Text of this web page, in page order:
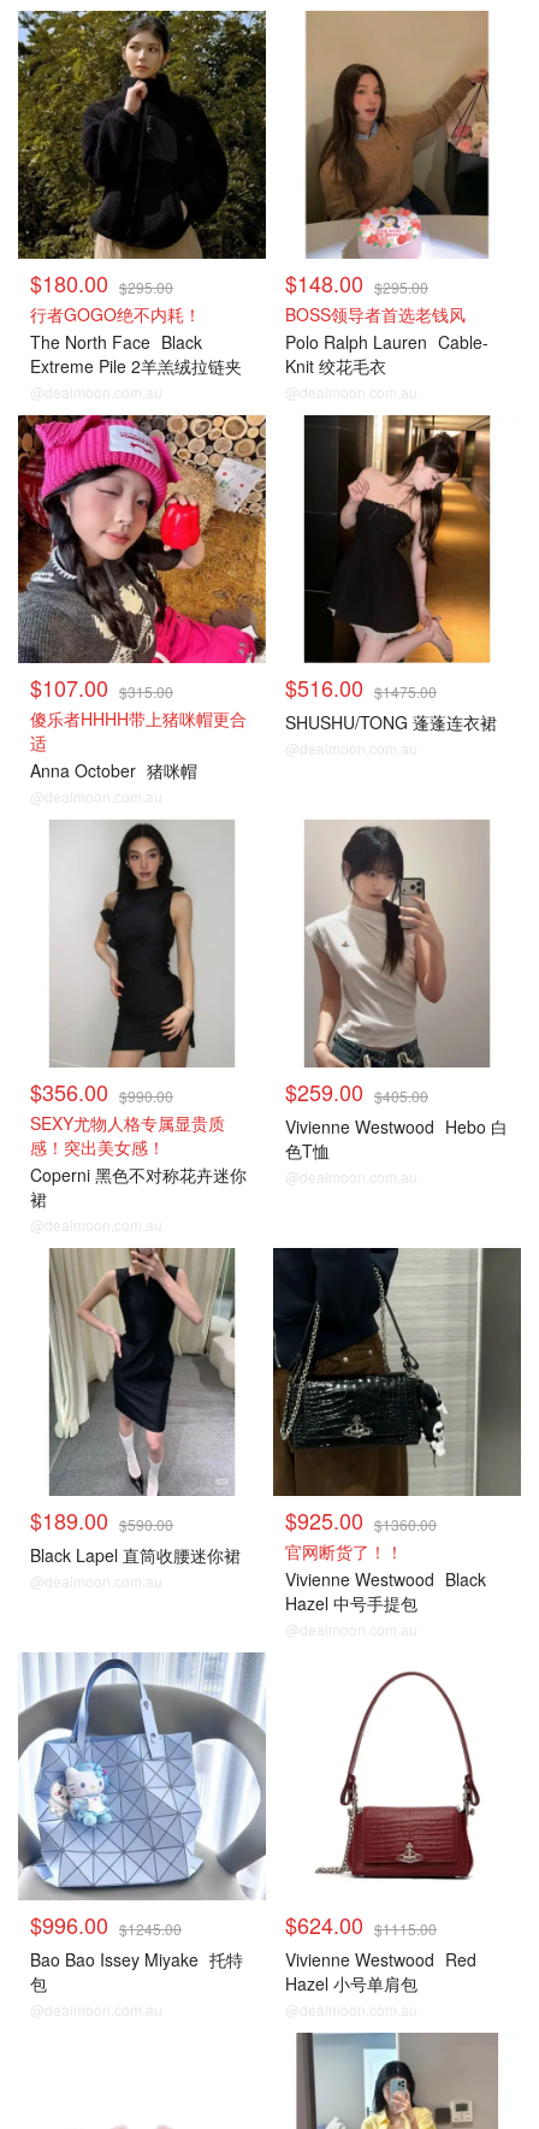
$180.00 $295.00
行者GOGO绝不内耗！
The North Face Black
Extreme Pile 2羊羔绒拉链夹
克
@dealmoon.com.au
$148.00 $295.00
BOSS领导者首选老钱风
Polo Ralph Lauren Cable-
Knit 绞花毛衣
@dealmoon.com.au
$107.00 $315.00
傻乐者HHHH带上猪咪帽更合
适
Anna October 猪咪帽
@dealmoon.com.au
$516.00 $1475.00
SHUSHU/TONG 蓬蓬连衣裙
@dealmoon.com.au
$356.00 $990.00
SEXY尤物人格专属显贵质
感！突出美女感！
Coperni 黑色不对称花卉迷你
裙
@dealmoon.com.au
$259.00 $405.00
Vivienne Westwood Hebo 白
色T恤
@dealmoon.com.au
$189.00 $590.00
Black Lapel 直筒收腰迷你裙
@dealmoon.com.au
$925.00 $1360.00
官网断货了！！
Vivienne Westwood Black
Hazel 中号手提包
@dealmoon.com.au
$996.00 $1245.00
Bao Bao Issey Miyake 托特
包
@dealmoon.com.au
$624.00 $1115.00
Vivienne Westwood Red
Hazel 小号单肩包
@dealmoon.com.au